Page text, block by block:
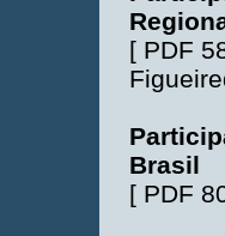
[ PDF
Brasil
[ PDF